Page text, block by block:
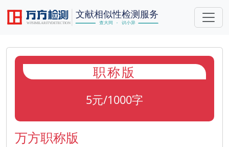
职称版
5元/1000字
万方职称版